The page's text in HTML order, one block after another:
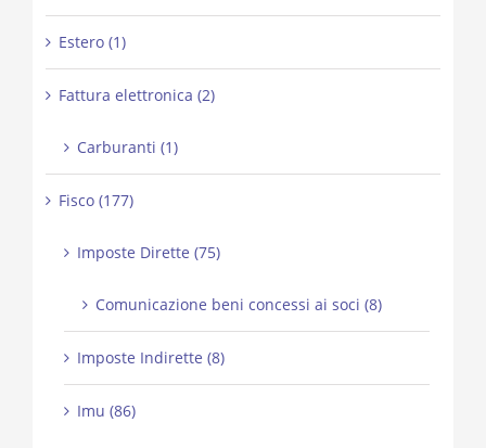
Estero (1)
Fattura elettronica (2)
Carburanti (1)
Fisco (177)
Imposte Dirette (75)
Comunicazione beni concessi ai soci (8)
Imposte Indirette (8)
Imu (86)